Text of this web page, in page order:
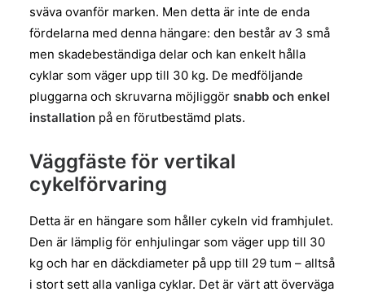
sväva ovanför marken. Men detta är inte de enda
fördelarna med denna hängare: den består av 3 små
men skadebeständiga delar och kan enkelt hålla
cyklar som väger upp till 30 kg. De medföljande
pluggarna och skruvarna möjliggör snabb och enkel
installation på en förutbestämd plats.
Väggfäste för vertikal
cykelförvaring
Detta är en hängare som håller cykeln vid framhjulet.
Den är lämplig för enhjulingar som väger upp till 30
kg och har en däckdiameter på upp till 29 tum – alltså
i stort sett alla vanliga cyklar. Det är värt att överväga